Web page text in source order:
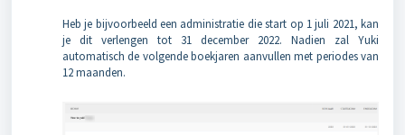
Heb je bijvoorbeeld een administratie die start op 1 juli 2021, kan
je dit verlengen tot 31 december 2022. Nadien zal Yuki
automatisch de volgende boekjaren aanvullen met periodes van
12 maanden.